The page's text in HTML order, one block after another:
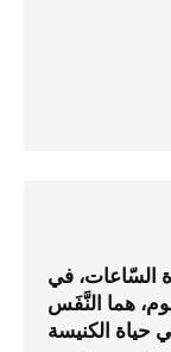
السّاعات، في
هما النَّفَس
حياة الكنيسة